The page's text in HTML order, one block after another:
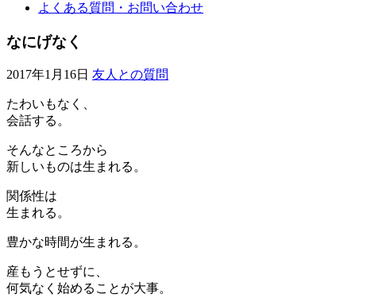
よくある質問・お問い合わせ
なにげなく
2017年1月16日 友人との質問
たわいもなく、
会話する。
そんなところから
新しいものは生まれる。
関係性は
生まれる。
豊かな時間が生まれる。
産もうとせずに、
何気なく始めることが大事。